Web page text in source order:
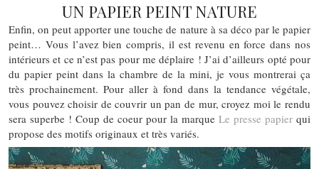
UN PAPIER PEINT NATURE
Enfin, on peut apporter une touche de nature à sa déco par le papier
peint… Vous l’avez bien compris, il est revenu en force dans nos
intérieurs et ce n’est pas pour me déplaire ! J’ai d’ailleurs opté pour
du papier peint dans la chambre de la mini, je vous montrerai ça
très prochainement. Pour aller à fond dans la tendance végétale,
vous pouvez choisir de couvrir un pan de mur, croyez moi le rendu
sera superbe ! Coup de coeur pour la marque Le presse papier qui
propose des motifs originaux et très variés.